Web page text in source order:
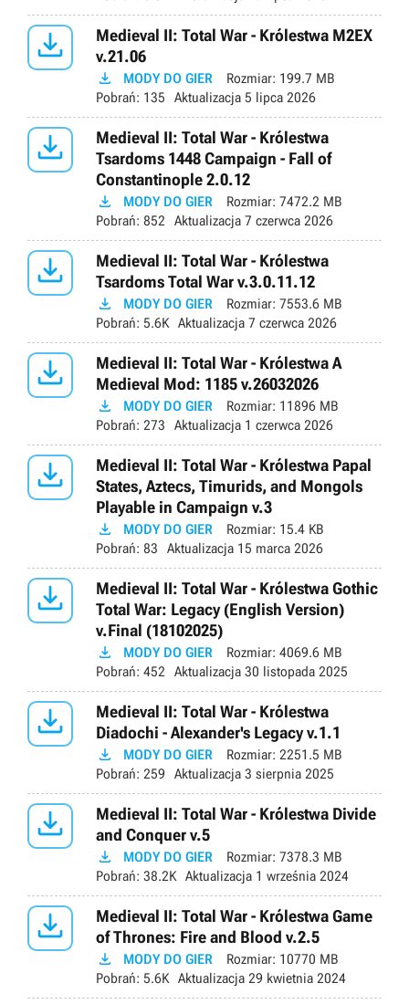

Medieval II: Total War - Królestwa M2EX
v.21.06
 MODY DO GIER Rozmiar: 199.7 MB
Pobrań: 135 Aktualizacja 5 lipca 2026

Medieval II: Total War - Królestwa
Tsardoms 1448 Campaign - Fall of
Constantinople 2.0.12
 MODY DO GIER Rozmiar: 7472.2 MB
Pobrań: 852 Aktualizacja 7 czerwca 2026

Medieval II: Total War - Królestwa
Tsardoms Total War v.3.0.11.12
 MODY DO GIER Rozmiar: 7553.6 MB
Pobrań: 5.6K Aktualizacja 7 czerwca 2026

Medieval II: Total War - Królestwa A
Medieval Mod: 1185 v.26032026
 MODY DO GIER Rozmiar: 11896 MB
Pobrań: 273 Aktualizacja 1 czerwca 2026

Medieval II: Total War - Królestwa Papal
States, Aztecs, Timurids, and Mongols
Playable in Campaign v.3
 MODY DO GIER Rozmiar: 15.4 KB
Pobrań: 83 Aktualizacja 15 marca 2026

Medieval II: Total War - Królestwa Gothic
Total War: Legacy (English Version)
v.Final (18102025)
 MODY DO GIER Rozmiar: 4069.6 MB
Pobrań: 452 Aktualizacja 30 listopada 2025

Medieval II: Total War - Królestwa
Diadochi - Alexander's Legacy v.1.1
 MODY DO GIER Rozmiar: 2251.5 MB
Pobrań: 259 Aktualizacja 3 sierpnia 2025

Medieval II: Total War - Królestwa Divide
and Conquer v.5
 MODY DO GIER Rozmiar: 7378.3 MB
Pobrań: 38.2K Aktualizacja 1 września 2024

Medieval II: Total War - Królestwa Game
of Thrones: Fire and Blood v.2.5
 MODY DO GIER Rozmiar: 10770 MB
Pobrań: 5.6K Aktualizacja 29 kwietnia 2024